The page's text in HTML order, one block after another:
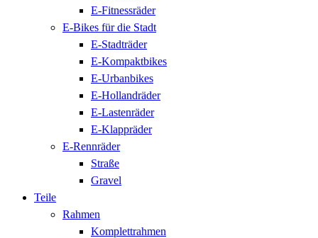
E-Fitnessräder
E-Bikes für die Stadt
E-Stadträder
E-Kompaktbikes
E-Urbanbikes
E-Hollandräder
E-Lastenräder
E-Klappräder
E-Rennräder
Straße
Gravel
Teile
Rahmen
Komplettrahmen